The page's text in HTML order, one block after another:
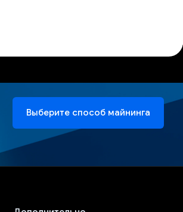
Выберите способ майнинга